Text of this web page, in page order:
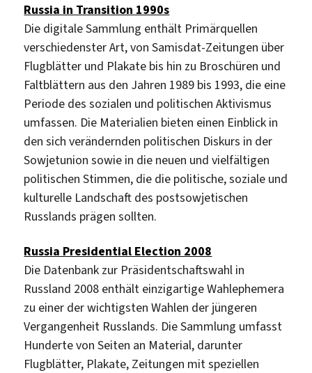
Russia in Transition 1990s
Die digitale Sammlung enthält Primärquellen
verschiedenster Art, von Samisdat-Zeitungen über
Flugblätter und Plakate bis hin zu Broschüren und
Faltblättern aus den Jahren 1989 bis 1993, die eine
Periode des sozialen und politischen Aktivismus
umfassen. Die Materialien bieten einen Einblick in
den sich verändernden politischen Diskurs in der
Sowjetunion sowie in die neuen und vielfältigen
politischen Stimmen, die die politische, soziale und
kulturelle Landschaft des postsowjetischen
Russlands prägen sollten.
Russia Presidential Election 2008
Die Datenbank zur Präsidentschaftswahl in
Russland 2008 enthält einzigartige Wahlephemera
zu einer der wichtigsten Wahlen der jüngeren
Vergangenheit Russlands. Die Sammlung umfasst
Hunderte von Seiten an Material, darunter
Flugblätter, Plakate, Zeitungen mit speziellen